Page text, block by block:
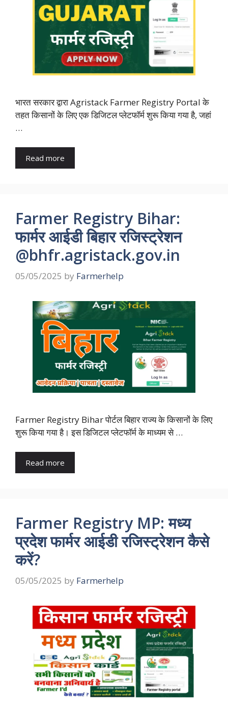
भारत सरकार द्वारा Agristack Farmer Registry Portal के
तहत किसानों के लिए एक डिजिटल प्लेटफॉर्म शुरू किया गया है, जहां
…
Read more
Farmer Registry Bihar:
फार्मर आईडी बिहार रजिस्ट्रेशन
@bhfr.agristack.gov.in
05/05/2025 by Farmerhelp
Farmer Registry Bihar पोर्टल बिहार राज्य के किसानों के लिए
शुरू किया गया है। इस डिजिटल प्लेटफॉर्म के माध्यम से …
Read more
Farmer Registry MP: मध्य
प्रदेश फार्मर आईडी रजिस्ट्रेशन कैसे
करें?
05/05/2025 by Farmerhelp